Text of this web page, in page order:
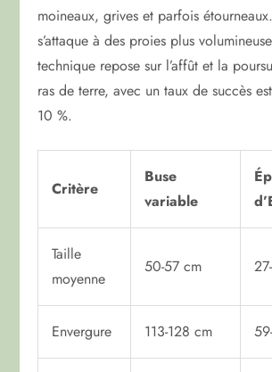
moineaux, grives et parfois
s’attaque à des proies plus
technique repose sur l’affût et la
ras de terre, avec un taux de succès
10 %.
Critère
Buse
variable
Taille
moyenne
50-57 cm
Envergure 113-128 cm